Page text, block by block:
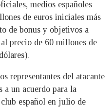
medios españoles
de euros iniciales más
de bonus y objetivos a
precio de 60 millones de
representantes del atacante
un acuerdo para la
español en julio de